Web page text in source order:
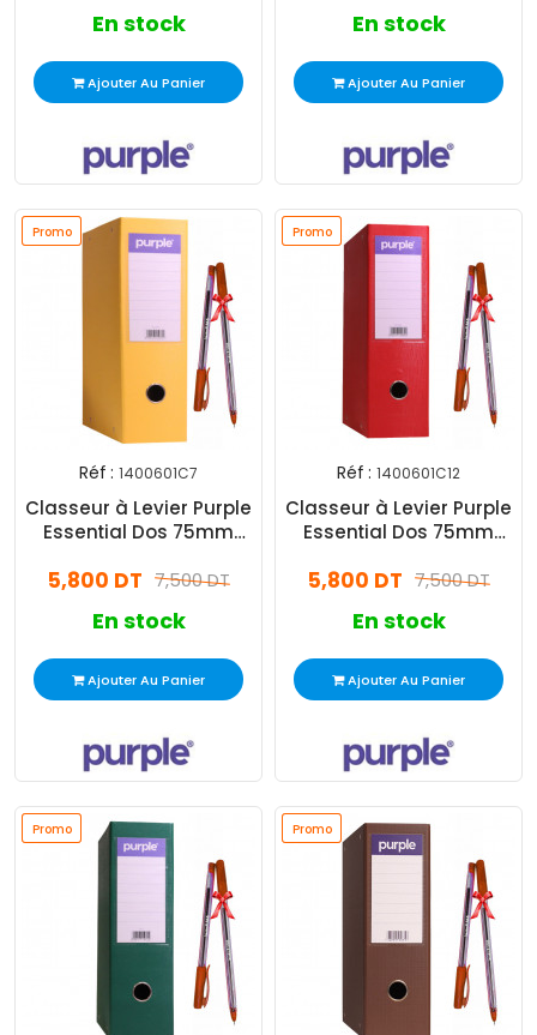
En stock
Ajouter Au Panier
En stock
Ajouter Au Panier
Promo
Promo
Réf : 1400601C7
Classeur à Levier Purple
Essential Dos 75mm
7,500 DT
5,800 DT
En stock
Ajouter Au Panier
Promo
Promo
Réf : 1400601C12
Classeur à Levier Purple
Essential Dos 75mm
7,500 DT
5,800 DT
En stock
Ajouter Au Panier
Promo
Promo Promo
Promo